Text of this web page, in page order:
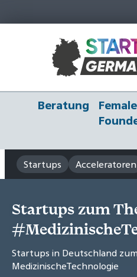
Beratung
Female
Startups Acceleratoren
Startups zum
Startups in Deutschland
MedizinischeTechnologie